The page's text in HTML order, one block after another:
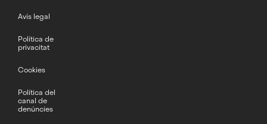
Avís legal
Política de
privacitat
Cookies
Política del
canal de
denúncies